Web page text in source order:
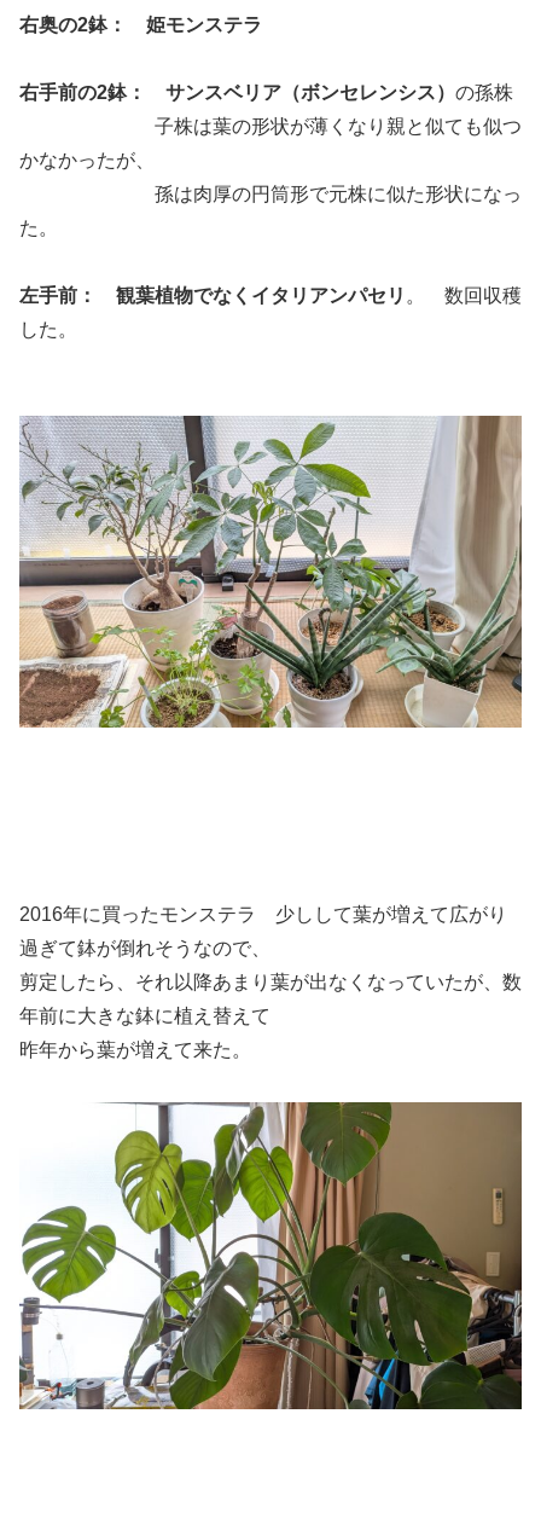
右奥の2鉢： 姫モンステラ
右手前の2鉢： サンスベリア（ボンセレンシス） の孫株
子株は葉の形状が薄くなり親と似ても似つ
かなかったが、
孫は肉厚の円筒形で元株に似た形状になっ
た。
左手前： 観葉植物でなくイタリアンパセリ 。 数回収穫
した。
2016年に買ったモンステラ 少しして葉が増えて広がり
過ぎて鉢が倒れそうなので、
剪定したら、それ以降あまり葉が出なくなっていたが、数
年前に大きな鉢に植え替えて
昨年から葉が増えて来た。